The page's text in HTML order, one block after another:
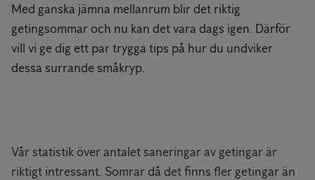
Med ganska jämna mellanrum blir det riktig
getingsommar och nu kan det vara dags igen. Därför
vill vi ge dig ett par trygga tips på hur du undviker
dessa surrande småkryp.
Vår statistik över antalet saneringar av getingar är
riktigt intressant. Somrar då det finns fler getingar än